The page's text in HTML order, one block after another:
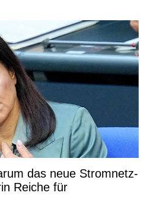
das neue Stromnetz-
Reiche für